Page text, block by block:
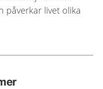
påverkar livet olika